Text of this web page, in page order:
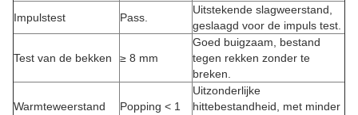
Impulstest
Pass.
Uitstekende slagweerstand,
geslaagd voor de impuls test.
Test van de bekken ≥ 8 mm
Goed buigzaam, bestand
tegen rekken zonder te
breken.
Warmteweerstand
Popping < 1
Uitzonderlijke
hittebestandheid, met minder